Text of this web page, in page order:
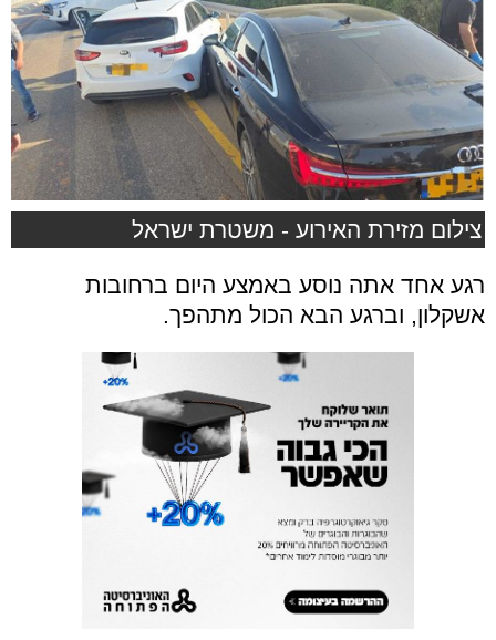
צילום מזירת האירוע - משטרת ישראל
רגע אחד אתה נוסע באמצע היום ברחובות
אשקלון, וברגע הבא הכול מתהפך.